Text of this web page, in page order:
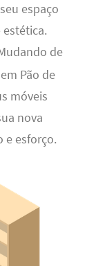
espaço
de
Pão de
móveis
nova
e esforço.